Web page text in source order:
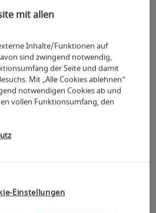
5
4
mit allen
Inhalte/Funktionen auf
sind zwingend notwendig,
der Seite und damit
Mit „Alle Cookies ablehnen“
notwendigen Cookies ab und
vollen Funktionsumfang, den
Einstellungen